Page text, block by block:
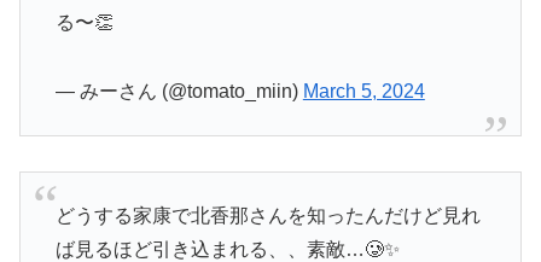
る〜👏
— みーさん (@tomato_miin) March 5, 2024
どうする家康で北香那さんを知ったんだけど見れ
ば見るほど引き込まれる、、素敵…🥲✨️